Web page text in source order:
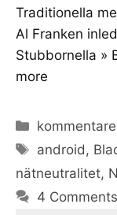
Traditionella
Al Franken
Stubbornella »
more
Categories
Tags
android ,
nätneutralitet,
4 Comments